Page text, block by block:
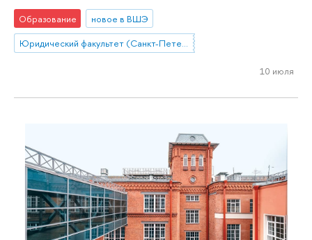
Образование
новое в ВШЭ
Юридический факультет (Санкт-Петербург)
10 июля